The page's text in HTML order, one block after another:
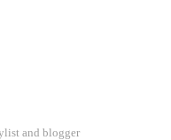
and blogger